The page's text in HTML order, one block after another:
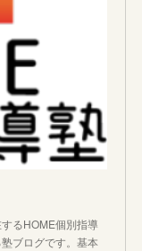
るHOME個別指導
ブログです。基本